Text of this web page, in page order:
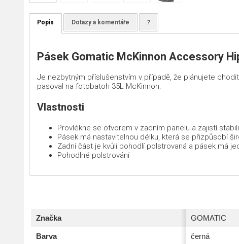
Popis Dotazy a komentáře ?
Pásek Gomatic McKinnon Accessory
Je nezbytným příslušenstvím v případě, že plánujete
pasoval na fotobatoh 35L McKinnon.
Vlastnosti
Provlékne se otvorem v zadním panelu a zajistí
Pásek má nastavitelnou délku, která se přizpůsobí
Zadní část je kvůli pohodlí polstrovaná a pásek má
Pohodlné polstrování
Značka GOMATIC
Barva černá